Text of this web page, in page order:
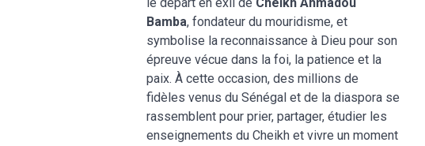
Bamba, fondateur du mouridisme, et
symbolise la reconnaissance à Dieu pour son
épreuve vécue dans la foi, la patience et la
paix. À cette occasion, des millions de
fidèles venus du Sénégal et de la diaspora se
rassemblent pour prier, partager, étudier les
enseignements du Cheikh et vivre un moment